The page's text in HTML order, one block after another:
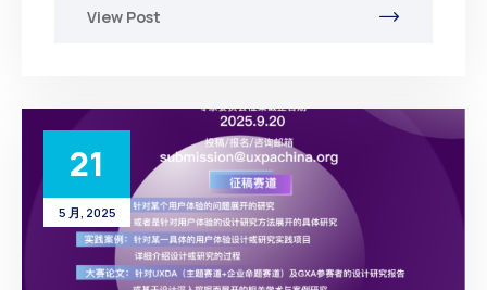
View Post
21
5 月, 2025